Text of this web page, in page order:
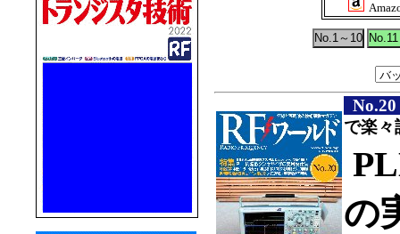
No.20
で楽々
の